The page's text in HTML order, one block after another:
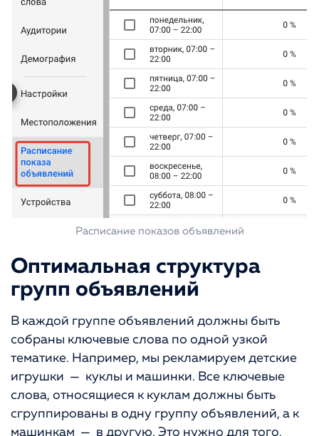
Расписание показов объявлений
Оптимальная структура
групп объявлений
В каждой группе объявлений должны быть
собраны ключевые слова по одной узкой
тематике. Например, мы рекламируем детские
игрушки — куклы и машинки. Все ключевые
слова, относящиеся к куклам должны быть
сгруппированы в одну группу объявлений, а к
машинкам — в другую. Это нужно для того,